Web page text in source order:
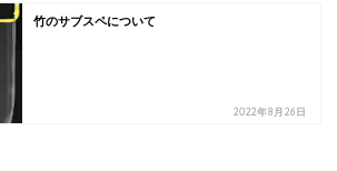
竹のサブスペについて
2022年8月26日